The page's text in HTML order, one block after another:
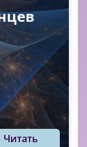
Читать